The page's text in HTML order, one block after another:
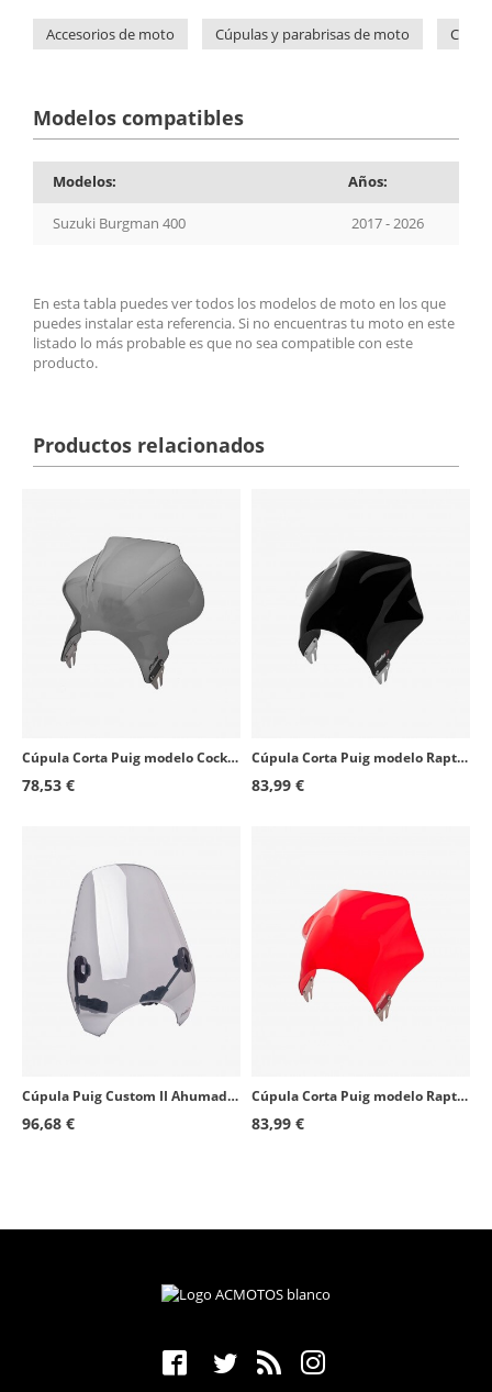
Accesorios de moto Cúpulas y parabrisas de moto
Modelos compatibles
Modelos: Años:
Suzuki Burgman 400 2017 - 2026
En esta tabla puedes ver todos los modelos de moto en los que
puedes instalar esta referencia. Si no encuentras tu moto en este
listado lo más probable es que no sea compatible con este
producto.
Productos relacionados
Cúpula Corta Puig modelo Cockpit para Faro Redondo color Ahumado Oscuro 1480F
78,53 €
Cúpula Corta Puig modelo Raptor para Faro Redondo color Negro 0013N
83,99 €
Cúpula Puig Custom II Ahumado 0336H para motos de faro redondo
96,68 €
Cúpula Corta Puig modelo Raptor para Faro Redondo color Rojo 0013R
83,99 €